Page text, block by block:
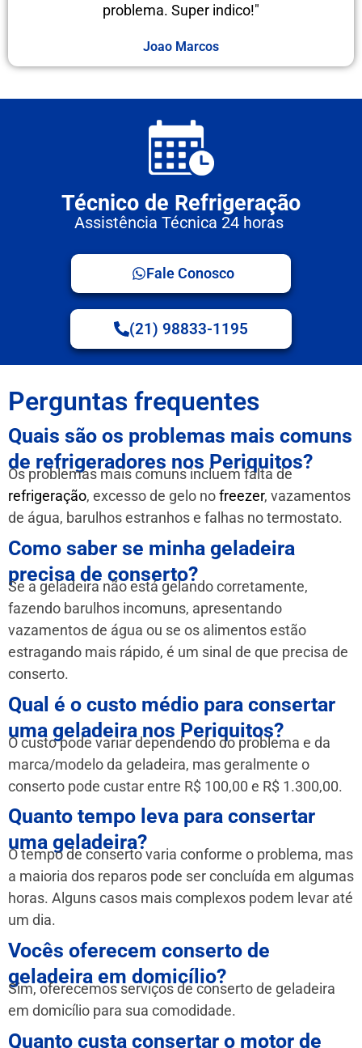
problema. Super indico!"
Joao Marcos
Técnico de Refrigeração
Assistência Técnica 24 horas
Fale Conosco
(21) 98833-1195
Perguntas frequentes
Quais são os problemas mais comuns
de refrigeradores nos Periquitos?
Os problemas mais comuns incluem falta de
refrigeração, excesso de gelo nofreezer, vazamentos
de água, barulhos estranhos e falhas no termostato.
Como saber se minha geladeira
precisa de conserto?
Se a geladeira não está gelando corretamente,
fazendo barulhos incomuns, apresentando
vazamentos de água ou se os alimentos estão
estragando mais rápido, é um sinal de que precisa de
conserto.
Qual é o custo médio para consertar
uma geladeira nos Periquitos?
O custo pode variar dependendo do problema e da
marca/modelo da geladeira, mas geralmente o
conserto pode custar entre R$ 100,00 e R$ 1.300,00.
Quanto tempo leva para consertar
uma geladeira?
O tempo de conserto varia conforme o problema, mas
a maioria dos reparos pode ser concluída em algumas
horas. Alguns casos mais complexos podem levar até
um dia.
Vocês oferecem conserto de
geladeira em domicílio?
Sim, oferecemos serviços de conserto de geladeira
em domicílio para sua comodidade.
Quanto custa consertar o motor de